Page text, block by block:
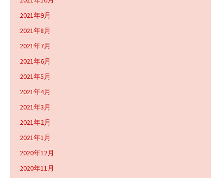
2021年9月
2021年8月
2021年7月
2021年6月
2021年5月
2021年4月
2021年3月
2021年2月
2021年1月
2020年12月
2020年11月